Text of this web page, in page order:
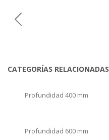
Previous
CATEGORÍAS RELACIONADAS
Profundidad 400 mm
Profundidad 600 mm